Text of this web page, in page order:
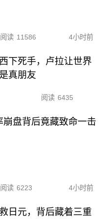
阅读 11586 4小时前
下死手，卢拉让世界
真朋友
阅读 6435
盘背后竟藏致命一击
阅读 6223 4小时前
日元，背后藏着三重